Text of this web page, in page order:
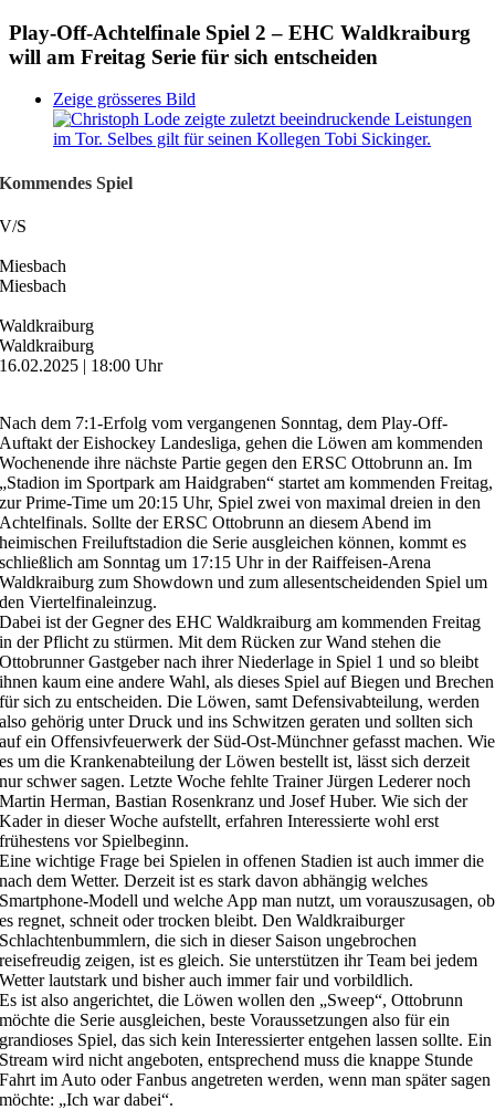
Play-Off-Achtelfinale Spiel 2 – EHC Waldkraiburg
will am Freitag Serie für sich entscheiden
Zeige grösseres Bild
Kommendes Spiel
V/S
Miesbach
Miesbach
Waldkraiburg
Waldkraiburg
16.02.2025 | 18:00 Uhr
Nach dem 7:1-Erfolg vom vergangenen Sonntag, dem Play-Off-
Auftakt der Eishockey Landesliga, gehen die Löwen am kommenden
Wochenende ihre nächste Partie gegen den ERSC Ottobrunn an. Im
„Stadion im Sportpark am Haidgraben“ startet am kommenden Freitag,
zur Prime-Time um 20:15 Uhr, Spiel zwei von maximal dreien in den
Achtelfinals. Sollte der ERSC Ottobrunn an diesem Abend im
heimischen Freiluftstadion die Serie ausgleichen können, kommt es
schließlich am Sonntag um 17:15 Uhr in der Raiffeisen-Arena
Waldkraiburg zum Showdown und zum allesentscheidenden Spiel um
den Viertelfinaleinzug.
Dabei ist der Gegner des EHC Waldkraiburg am kommenden Freitag
in der Pflicht zu stürmen. Mit dem Rücken zur Wand stehen die
Ottobrunner Gastgeber nach ihrer Niederlage in Spiel 1 und so bleibt
ihnen kaum eine andere Wahl, als dieses Spiel auf Biegen und Brechen
für sich zu entscheiden. Die Löwen, samt Defensivabteilung, werden
also gehörig unter Druck und ins Schwitzen geraten und sollten sich
auf ein Offensivfeuerwerk der Süd-Ost-Münchner gefasst machen. Wie
es um die Krankenabteilung der Löwen bestellt ist, lässt sich derzeit
nur schwer sagen. Letzte Woche fehlte Trainer Jürgen Lederer noch
Martin Herman, Bastian Rosenkranz und Josef Huber. Wie sich der
Kader in dieser Woche aufstellt, erfahren Interessierte wohl erst
frühestens vor Spielbeginn.
Eine wichtige Frage bei Spielen in offenen Stadien ist auch immer die
nach dem Wetter. Derzeit ist es stark davon abhängig welches
Smartphone-Modell und welche App man nutzt, um vorauszusagen, ob
es regnet, schneit oder trocken bleibt. Den Waldkraiburger
Schlachtenbummlern, die sich in dieser Saison ungebrochen
reisefreudig zeigen, ist es gleich. Sie unterstützen ihr Team bei jedem
Wetter lautstark und bisher auch immer fair und vorbildlich.
Es ist also angerichtet, die Löwen wollen den „Sweep“, Ottobrunn
möchte die Serie ausgleichen, beste Voraussetzungen also für ein
grandioses Spiel, das sich kein Interessierter entgehen lassen sollte. Ein
Stream wird nicht angeboten, entsprechend muss die knappe Stunde
Fahrt im Auto oder Fanbus angetreten werden, wenn man später sagen
möchte: „Ich war dabei“.